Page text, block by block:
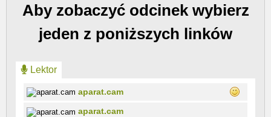
Aby zobaczyć odcinek wybierz
jeden z poniższych linków
Lektor
aparat.cam
aparat.cam